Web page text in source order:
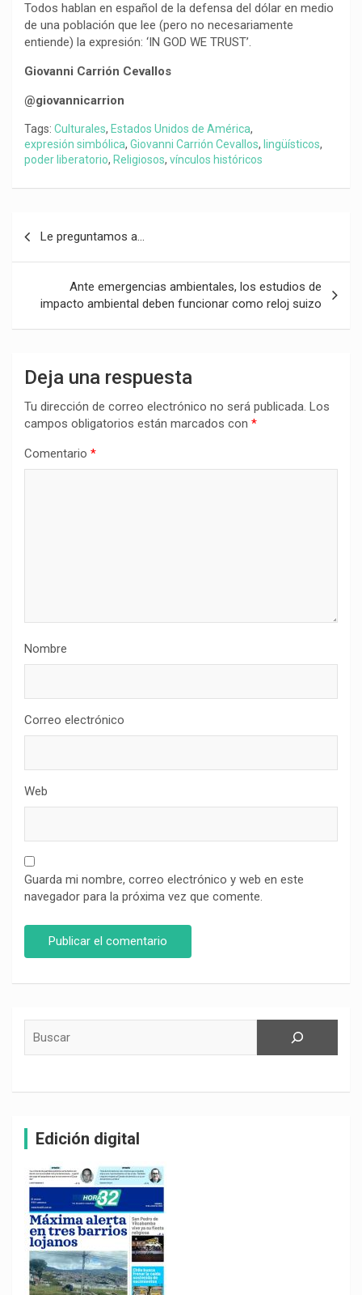
Todos hablan en español de la defensa del dólar en medio
de una población que lee (pero no necesariamente
entiende) la expresión: ‘IN GOD WE TRUST’.
Giovanni Carrión Cevallos
@giovannicarrion
Tags: Culturales, Estados Unidos de América,
expresión simbólica, Giovanni Carrión Cevallos, lingüísticos,
poder liberatorio, Religiosos, vínculos históricos
entradas
Le preguntamos a…
Ante emergencias ambientales, los estudios de
impacto ambiental deben funcionar como reloj suizo
Deja una respuesta
Tu dirección de correo electrónico no será publicada. Los
campos obligatorios están marcados con *
Comentario *
Nombre
Correo electrónico
Web
Guarda mi nombre, correo electrónico y web en este
navegador para la próxima vez que comente.
Edición digital